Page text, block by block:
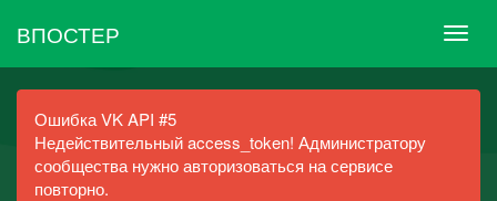
ВПОСТЕР
Ошибка VK API #5
Недействительный access_token! Администратору
сообщества нужно авторизоваться на сервисе
повторно.